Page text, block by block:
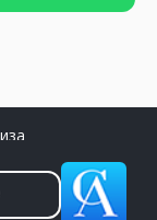
защищены